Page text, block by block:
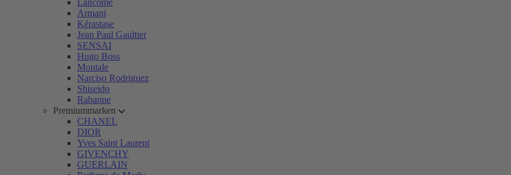
Lancôme
Armani
Kérastase
Jean Paul Gaultier
SENSAI
Hugo Boss
Montale
Narciso Rodriguez
Shiseido
Rabanne
Premiummarken
CHANEL
DIOR
Yves Saint Laurent
GIVENCHY
GUERLAIN